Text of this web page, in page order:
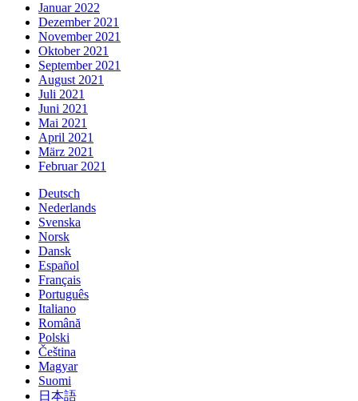
Januar 2022
Dezember 2021
November 2021
Oktober 2021
September 2021
August 2021
Juli 2021
Juni 2021
Mai 2021
April 2021
März 2021
Februar 2021
Deutsch
Nederlands
Svenska
Norsk
Dansk
Español
Français
Português
Italiano
Română
Polski
Čeština
Magyar
Suomi
日本語